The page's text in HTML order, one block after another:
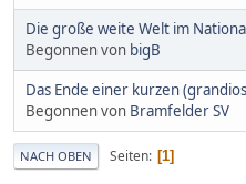
Die große weite Welt im
Begonnen von bigB
Das Ende einer kurzen
Begonnen von Bramfelder SV
NACH OBEN Seiten 1